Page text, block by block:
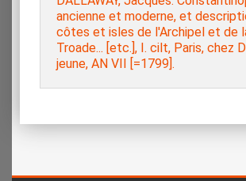
ancienne et moderne, et
côtes et isles de l'Archipel et de
Troade... [etc.], Ι. cilt, Paris, chez
jeune, AN VII [=1799].